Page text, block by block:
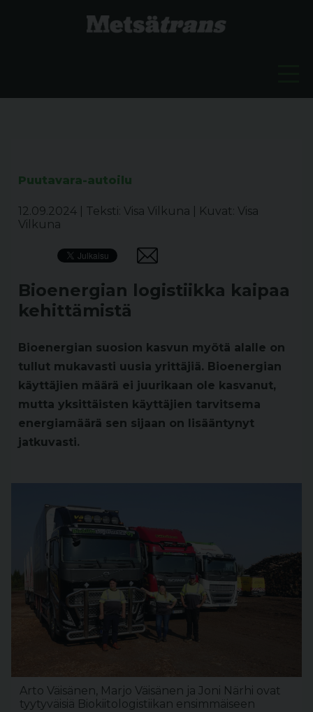
Puutavara-autoilu
12.09.2024 Teksti: Visa Vilkuna
Kuvat: Visa
Vilkuna
Bioenergian logistiikka kaipaa
kehittämistä
Bioenergian suosion kasvun myötä alalle on
tullut mukavasti uusia yrittäjiä. Bioenergian
käyttäjien määrä ei juurikaan ole kasvanut,
mutta yksittäisten käyttäjien tarvitsema
energiamäärä sen sijaan on lisääntynyt
jatkuvasti.
Arto Väisänen, Marjo Väisänen ja Joni Närhi ovat
tyytyväisiä Biokiitologistiikan ensimmäiseen